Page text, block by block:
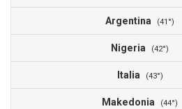
Argentina (41°)
Nigeria (42°)
Italia (43°)
Makedonia (44°)